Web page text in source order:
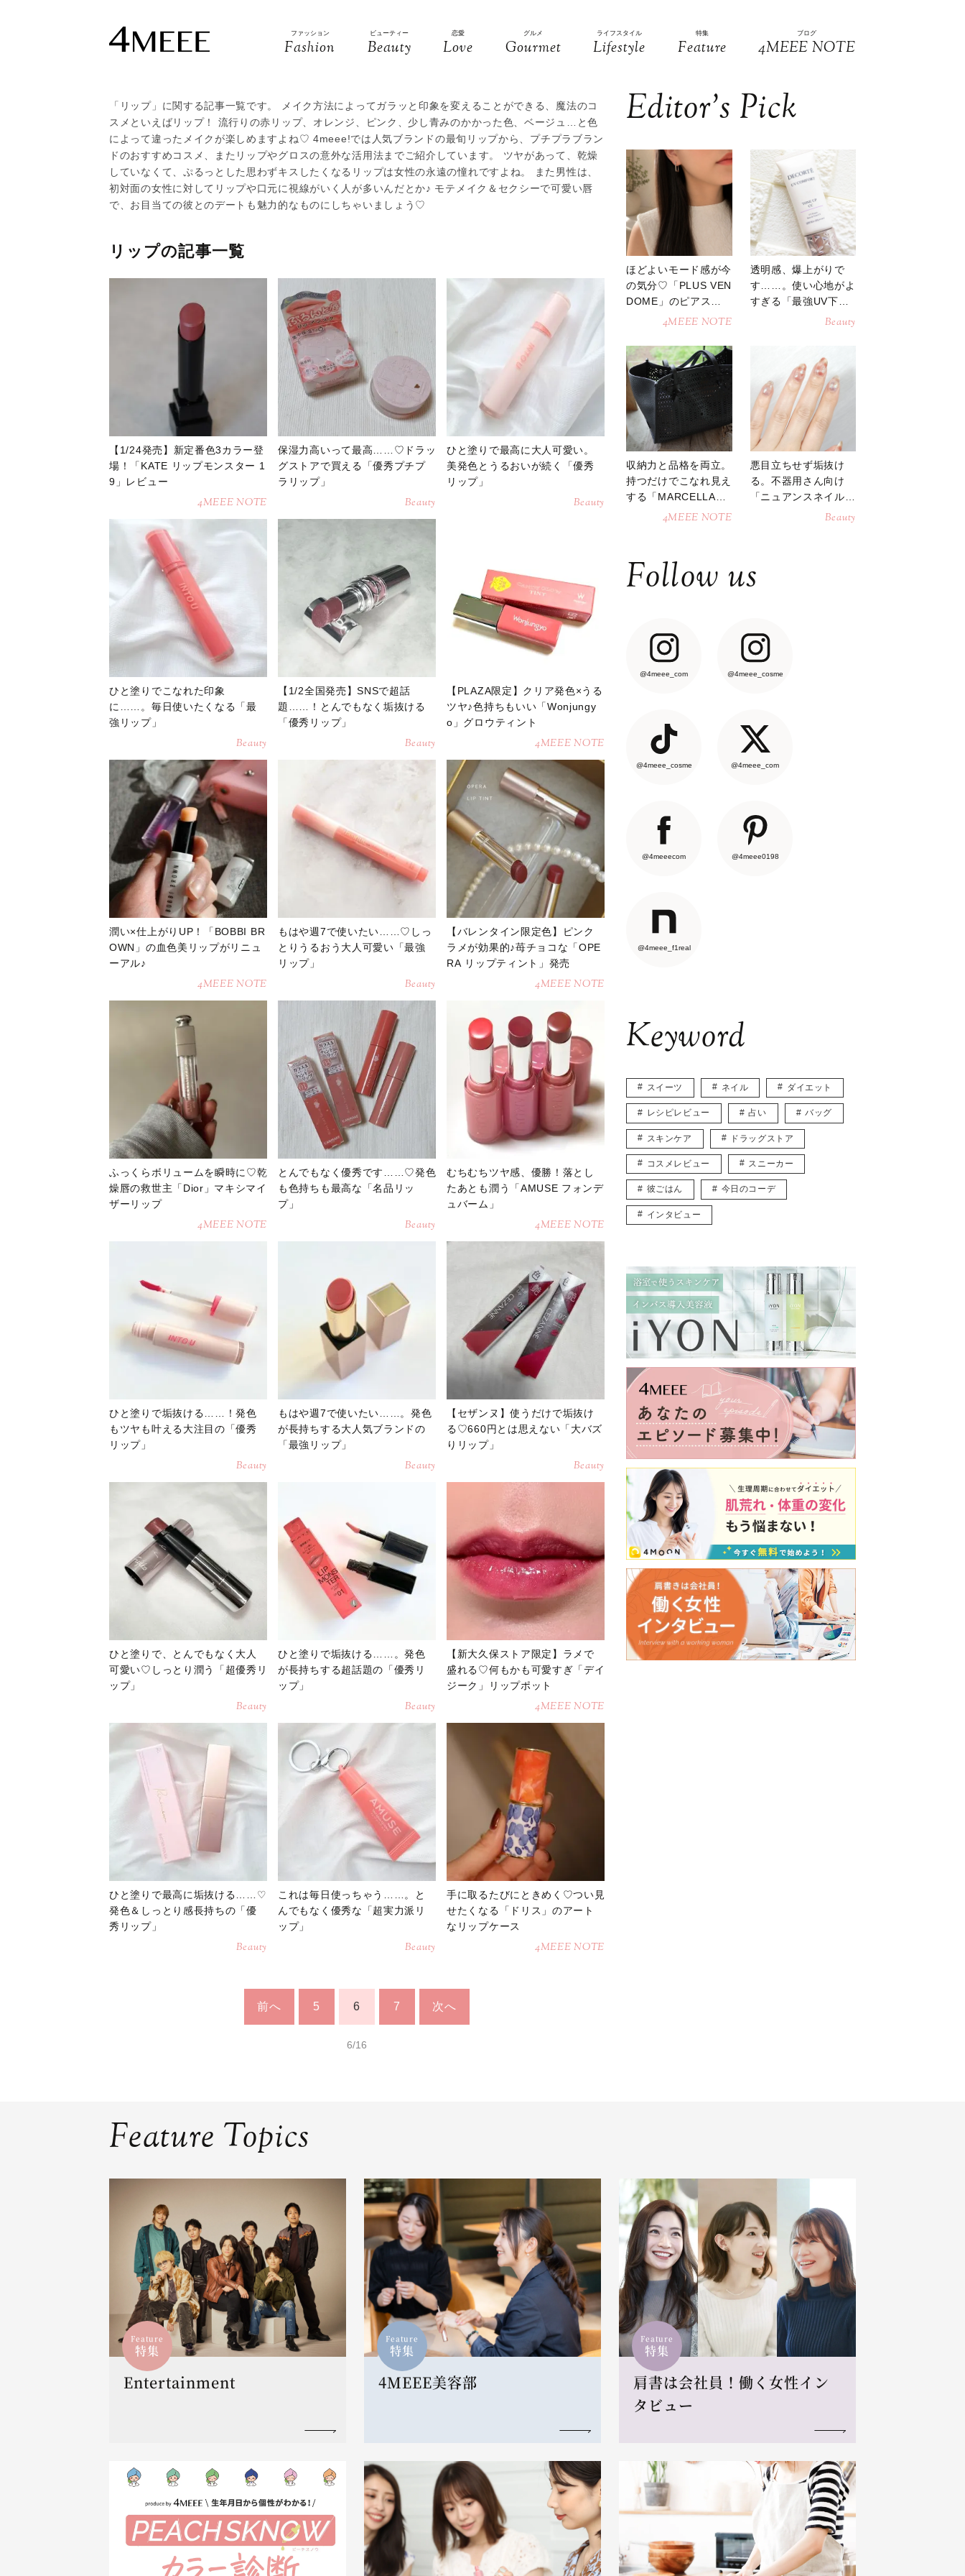
ファッション
Fashion
ビューティー
Beauty
恋愛
Love
グルメ
Gourmet
ライフスタイル
Lifestyle
特集
Feature
ブログ
4MEEE NOTE
「リップ」に関する記事一覧です。 メイク方法によってガラッと印象を変えることができる、魔法のコ
スメといえばリップ！ 流行りの赤リップ、オレンジ、ピンク、少し青みのかかった色、ベージュ…と色
によって違ったメイクが楽しめますよね♡ 4meee!では人気ブランドの最旬リップから、プチプラブラン
ドのおすすめコスメ、またリップやグロスの意外な活用法までご紹介しています。 ツヤがあって、乾燥
していなくて、ぷるっとした思わずキスしたくなるリップは女性の永遠の憧れですよね。 また男性は、
初対面の女性に対してリップや口元に視線がいく人が多いんだとか♪ モテメイク＆セクシーで可愛い唇
で、お目当ての彼とのデートも魅力的なものにしちゃいましょう♡
リップの記事一覧
【1/24発売】新定番色3カラー登
場！「KATE リップモンスター 1
9」レビュー
4MEEE NOTE
保湿力高いって最高……♡ドラッ
グストアで買える「優秀プチプ
ラリップ」
Beauty
ひと塗りで最高に大人可愛い。
美発色とうるおいが続く「優秀
リップ」
Beauty
ひと塗りでこなれた印象
に……。毎日使いたくなる「最
強リップ」
Beauty
【1/2全国発売】SNSで超話
題……！とんでもなく垢抜ける
「優秀リップ」
Beauty
【PLAZA限定】クリア発色×うる
ツヤ♪色持ちもいい「Wonjungy
o」グロウティント
4MEEE NOTE
潤い×仕上がりUP！「BOBBI BR
OWN」の血色美リップがリニュ
ーアル♪
4MEEE NOTE
もはや週7で使いたい……♡しっ
とりうるおう大人可愛い「最強
リップ」
Beauty
【バレンタイン限定色】ピンク
ラメが効果的♪苺チョコな「OPE
RA リップティント」発売
4MEEE NOTE
ふっくらボリュームを瞬時に♡乾
燥唇の救世主「Dior」マキシマイ
ザーリップ
4MEEE NOTE
とんでもなく優秀です……♡発色
も色持ちも最高な「名品リッ
プ」
Beauty
むちむちツヤ感、優勝！落とし
たあとも潤う「AMUSE フォンデ
ュバーム」
4MEEE NOTE
ひと塗りで垢抜ける……！発色
もツヤも叶える大注目の「優秀
リップ」
Beauty
もはや週7で使いたい……。発色
が長持ちする大人気ブランドの
「最強リップ」
Beauty
【セザンヌ】使うだけで垢抜け
る♡660円とは思えない「大バズ
りリップ」
Beauty
ひと塗りで、とんでもなく大人
可愛い♡しっとり潤う「超優秀リ
ップ」
Beauty
ひと塗りで垢抜ける……。発色
が長持ちする超話題の「優秀リ
ップ」
Beauty
【新大久保ストア限定】ラメで
盛れる♡何もかも可愛すぎ「デイ
ジーク」リップポット
4MEEE NOTE
ひと塗りで最高に垢抜ける……♡
発色＆しっとり感長持ちの「優
秀リップ」
Beauty
これは毎日使っちゃう……。と
んでもなく優秀な「超実力派リ
ップ」
Beauty
手に取るたびにときめく♡つい見
せたくなる「ドリス」のアート
なリップケース
4MEEE NOTE
前へ 5 6 7 次へ
6/16
Editor’s Pick
ほどよいモード感が今
の気分♡「PLUS VEN
DOME」のピアスが
4MEEE NOTE
透明感、爆上がりで
す……。使い心地がよ
すぎる「最強UV下
Beauty
収納力と品格を両立。
持つだけでこなれ見え
する「MARCELLAト
ートバッグ」4MEEE NOTE
悪目立ちせず垢抜け
る。不器用さん向け
「ニュアンスネイル」
Beauty
Follow us
@4meee_com @4meee_cosme
@4meee_cosme @4meee_com
@4meeecom @4meee0198
@4meee_f1real
Keyword
スイーツ ネイル ダイエット
レシピレビュー 占い バッグ
スキンケア ドラッグストア
コスメレビュー スニーカー
彼ごはん 今日のコーデ
インタビュー
Feature Topics
Feature
特集
Entertainment
Feature
特集
4MEEE美容部
Feature
特集
肩書は会社員！働く女性イン
タビュー